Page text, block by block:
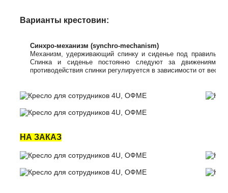
Варианты крестовин:
Синхро-механизм (synchro-mechanism)
Механизм, удерживающий спинку и сиденье под
Спинка и сиденье постоянно следуют за движениями
противодействия спинки регулируется в зависимости от веса
НА ЗАКАЗ